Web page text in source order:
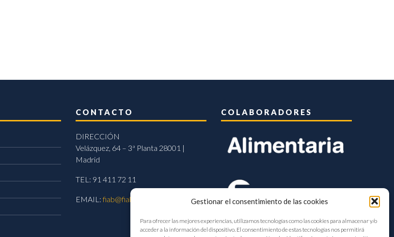
Gestionar el consentimiento de las cookies
Para ofrecer las mejores experiencias, utilizamos tecnologías como las cookies para almacenar y/o
acceder a la información del dispositivo. El consentimiento de estas tecnologías nos permitirá
CONTACTO
DIRECCIÓN
Velázquez, 64 – 3ª Planta 28001 |
Madrid
TEL: 91 411 72 11
EMAIL:fiab@fiab.es
COLABORADORES